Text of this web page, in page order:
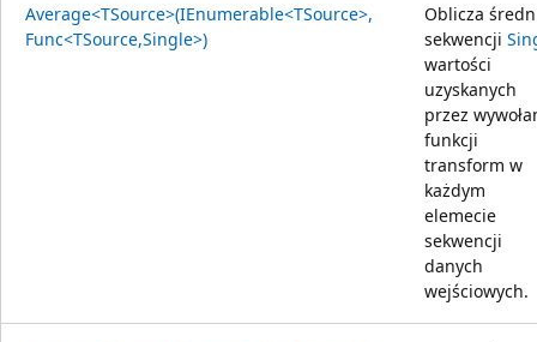
Average<TSource>(IEnumerable<TSource>,
Func<TSource,Single>)
Oblicza
sekwencji
wartości
uzyskanych
przez
funkcji
transform w
każdym
elemecie
sekwencji
danych
wejściowych.